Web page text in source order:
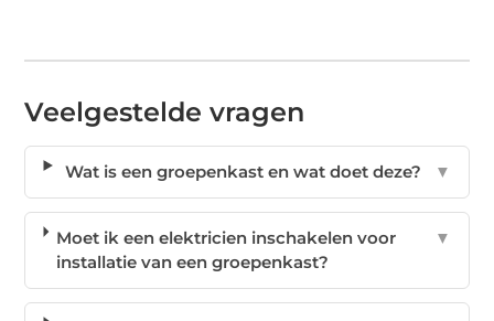
Veelgestelde vragen
Wat is een groepenkast en wat doet deze? ▼
Moet ik een elektricien inschakelen voor
installatie van een groepenkast?
▼